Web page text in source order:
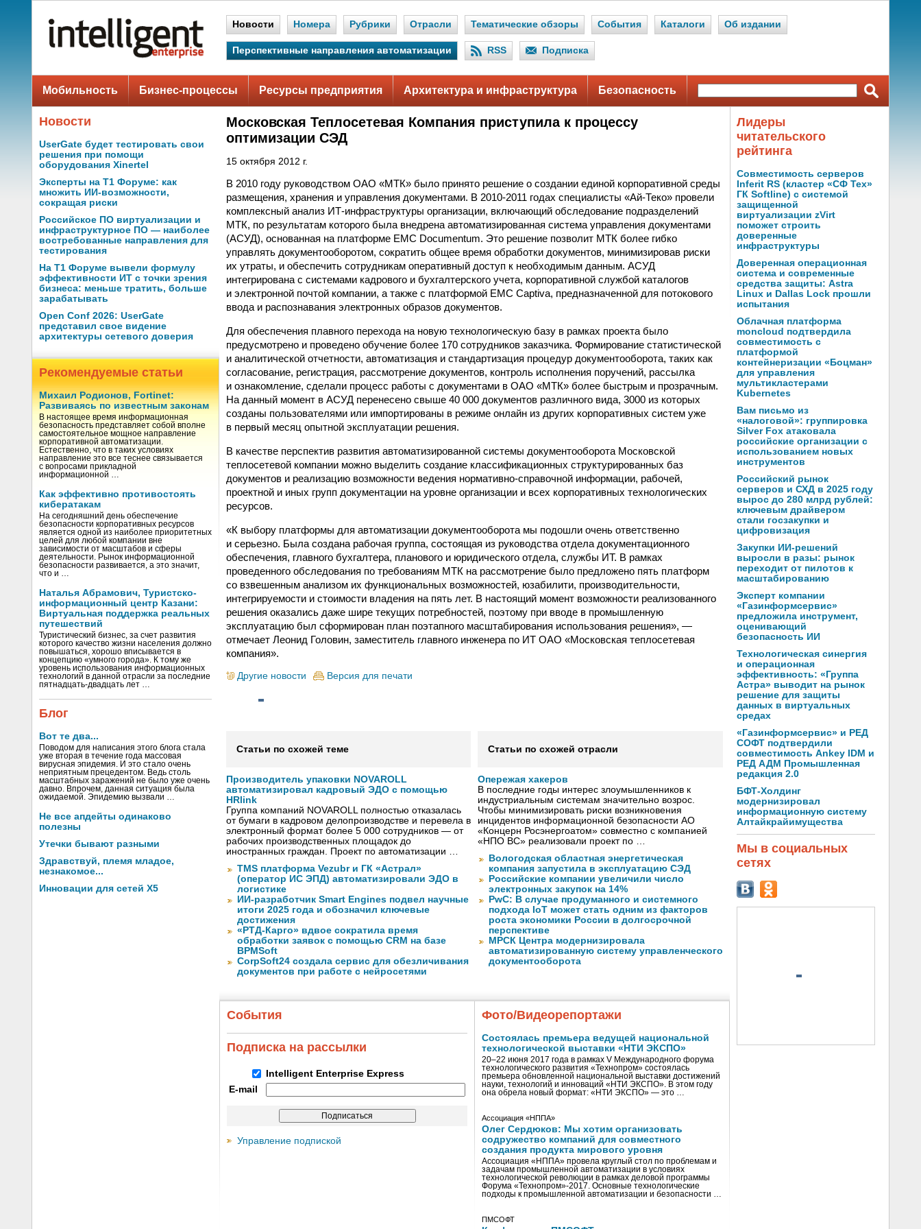
Новости Номера Рубрики Отрасли Тематические обзоры События Каталоги Об издании
Перспективные направления автоматизации RSS Подписка
Мобильность Бизнес-процессы Ресурсы предприятия Архитектура и инфраструктура Безопасность
Новости
UserGate будет тестировать свои
решения при помощи
оборудования Xinertel
Эксперты на Т1 Форуме: как
множить ИИ-возможности,
сокращая риски
Российское ПО виртуализации и
инфраструктурное ПО — наиболее
востребованные направления для
тестирования
На Т1 Форуме вывели формулу
эффективности ИТ с точки зрения
бизнеса: меньше тратить, больше
зарабатывать
Open Conf 2026: UserGate
представил свое видение
архитектуры сетевого доверия
Рекомендуемые статьи
Михаил Родионов, Fortinet:
Развиваясь по известным законам
В настоящее время информационная
безопасность представляет собой вполне
самостоятельное мощное направление
корпоративной автоматизации.
Естественно, что в таких условиях
направление это все теснее связывается
с вопросами прикладной
информационной …
Как эффективно противостоять
кибератакам
На сегодняшний день обеспечение
безопасности корпоративных ресурсов
является одной из наиболее приоритетных
целей для любой компании вне
зависимости от масштабов и сферы
деятельности. Рынок информационной
безопасности развивается, а это значит,
что и …
Наталья Абрамович, Туристско-
информационный центр Казани:
Виртуальная поддержка реальных
путешествий
Туристический бизнес, за счет развития
которого качество жизни населения должно
повышаться, хорошо вписывается в
концепцию «умного города». К тому же
уровень использования информационных
технологий в данной отрасли за последние
пятнадцать-двадцать лет …
Блог
Вот те два...
Поводом для написания этого блога стала
уже вторая в течение года массовая
вирусная эпидемия. И это стало очень
неприятным прецедентом. Ведь столь
масштабных заражений не было уже очень
давно. Впрочем, данная ситуация была
ожидаемой. Эпидемию вызвали …
Не все апдейты одинаково
полезны
Утечки бывают разными
Здравствуй, племя младое,
незнакомое...
Инновации для сетей X5
Московская Теплосетевая Компания приступила к процессу
оптимизации СЭД
15 октября 2012 г.
В 2010 году руководством ОАО «МТК» было принято решение о создании единой корпоративной среды
размещения, хранения и управления документами. В 2010-2011 годах специалисты «Ай-Теко» провели
комплексный анализ ИТ-инфраструктуры организации, включающий обследование подразделений
МТК, по результатам которого была внедрена автоматизированная система управления документами
(АСУД), основанная на платформе EMC Documentum. Это решение позволит МТК более гибко
управлять документооборотом, сократить общее время обработки документов, минимизировав риски
их утраты, и обеспечить сотрудникам оперативный доступ к необходимым данным. АСУД
интегрирована с системами кадрового и бухгалтерского учета, корпоративной службой каталогов
и электронной почтой компании, а также с платформой EMC Captiva, предназначенной для потокового
ввода и распознавания электронных образов документов.
Для обеспечения плавного перехода на новую технологическую базу в рамках проекта было
предусмотрено и проведено обучение более 170 сотрудников заказчика. Формирование статистической
и аналитической отчетности, автоматизация и стандартизация процедур документооборота, таких как
согласование, регистрация, рассмотрение документов, контроль исполнения поручений, рассылка
и ознакомление, сделали процесс работы с документами в ОАО «МТК» более быстрым и прозрачным.
На данный момент в АСУД перенесено свыше 40 000 документов различного вида, 3000 из которых
созданы пользователями или импортированы в режиме онлайн из других корпоративных систем уже
в первый месяц опытной эксплуатации решения.
В качестве перспектив развития автоматизированной системы документооборота Московской
теплосетевой компании можно выделить создание классификационных структурированных баз
документов и реализацию возможности ведения нормативно-справочной информации, рабочей,
проектной и иных групп документации на уровне организации и всех корпоративных технологических
ресурсов.
«К выбору платформы для автоматизации документооборота мы подошли очень ответственно
и серьезно. Была создана рабочая группа, состоящая из руководства отдела документационного
обеспечения, главного бухгалтера, планового и юридического отдела, службы ИТ. В рамках
проведенного обследования по требованиям МТК на рассмотрение было предложено пять платформ
со взвешенным анализом их функциональных возможностей, юзабилити, производительности,
интегрируемости и стоимости владения на пять лет. В настоящий момент возможности реализованного
решения оказались даже шире текущих потребностей, поэтому при вводе в промышленную
эксплуатацию был сформирован план поэтапного масштабирования использования решения», —
отмечает Леонид Головин, заместитель главного инженера по ИТ ОАО «Московская теплосетевая
компания».
Другие новости Версия для печати
Статьи по схожей теме
Производитель упаковки NOVAROLL
автоматизировал кадровый ЭДО с помощью
HRlink
Группа компаний NOVAROLL полностью отказалась
от бумаги в кадровом делопроизводстве и перевела в
электронный формат более 5 000 сотрудников — от
рабочих производственных площадок до
иностранных граждан. Проект по автоматизации …
TMS платформа Vezubr и ГК «Астрал»
(оператор ИС ЭПД) автоматизировали ЭДО в
логистике
ИИ-разработчик Smart Engines подвел научные
итоги 2025 года и обозначил ключевые
достижения
«РТД-Карго» вдвое сократила время
обработки заявок с помощью CRM на базе
BPMSoft
CorpSoft24 создала сервис для обезличивания
документов при работе с нейросетями
Статьи по схожей отрасли
Опережая хакеров
В последние годы интерес злоумышленников к
индустриальным системам значительно возрос.
Чтобы минимизировать риски возникновения
инцидентов информационной безопасности АО
«Концерн Росэнергоатом» совместно с компанией
«НПО ВС» реализовали проект по …
Вологодская областная энергетическая
компания запустила в эксплуатацию СЭД
Российские компании увеличили число
электронных закупок на 14%
PwC: В случае продуманного и системного
подхода IoT может стать одним из факторов
роста экономики России в долгосрочной
перспективе
МРСК Центра модернизировала
автоматизированную систему управленческого
документооборота
События
Подписка на рассылки
Intelligent Enterprise Express
E-mail
Управление подпиской
Фото/Видеорепортажи
Состоялась премьера ведущей национальной
технологической выставки «НТИ ЭКСПО»
20–22 июня 2017 года в рамках V Международного форума
технологического развития «Технопром» состоялась
премьера обновленной национальной выставки достижений
науки, технологий и инноваций «НТИ ЭКСПО». В этом году
она обрела новый формат: «НТИ ЭКСПО» — это …
Ассоциация «НППА»
Олег Сердюков: Мы хотим организовать
содружество компаний для совместного
создания продукта мирового уровня
Ассоциация «НППА» провела круглый стол по проблемам и
задачам промышленной автоматизации в условиях
технологической революции в рамках деловой программы
Форума «Технопром»-2017. Основные технологические
подходы к промышленной автоматизации и безопасности …
ПМСОФТ
Лидеры
читательского
рейтинга
Совместимость серверов
Inferit RS (кластер «СФ Тех»
ГК Softline) с системой
защищенной
виртуализации zVirt
поможет строить
доверенные
инфраструктуры
Доверенная операционная
система и современные
средства защиты: Astra
Linux и Dallas Lock прошли
испытания
Облачная платформа
moncloud подтвердила
совместимость с
платформой
контейнеризации «Боцман»
для управления
мультикластерами
Kubernetes
Вам письмо из
«налоговой»: группировка
Silver Fox атаковала
российские организации с
использованием новых
инструментов
Российский рынок
серверов и СХД в 2025 году
вырос до 280 млрд рублей:
ключевым драйвером
стали госзакупки и
цифровизация
Закупки ИИ-решений
выросли в разы: рынок
переходит от пилотов к
масштабированию
Эксперт компании
«Газинформсервис»
предложила инструмент,
оценивающий
безопасность ИИ
Технологическая синергия
и операционная
эффективность: «Группа
Астра» выводит на рынок
решение для защиты
данных в виртуальных
средах
«Газинформсервис» и РЕД
СОФТ подтвердили
совместимость Ankey IDM и
РЕД АДМ Промышленная
редакция 2.0
БФТ-Холдинг
модернизировал
информационную систему
Алтайкрайимущества
Мы в социальных
сетях